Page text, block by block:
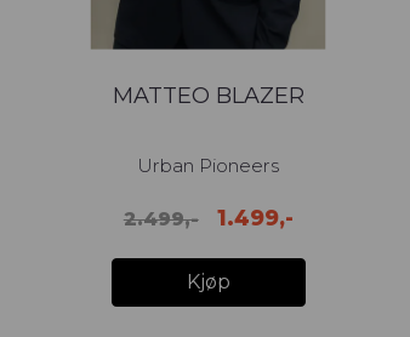
MATTEO BLAZER
Urban Pioneers
2.499,- 1.499,-
Kjøp